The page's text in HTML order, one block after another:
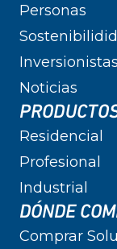
Personas
Inversionistas
Noticias
Residencial
Profesional
Industrial
DÓNDE
Comprar